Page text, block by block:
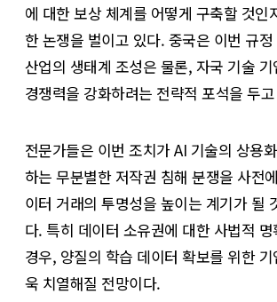
에 대한 보상 체계를 어떻게 구축할 것인
한 논쟁을 벌이고 있다. 중국은 이번 규
산업의 생태계 조성은 물론, 자국 기술
경쟁력을 강화하려는 전략적 포석을 두
전문가들은 이번 조치가 AI 기술의 상용
하는 무분별한 저작권 침해 분쟁을 사전
이터 거래의 투명성을 높이는 계기가 될
다. 특히 데이터 소유권에 대한 사법적
경우, 양질의 학습 데이터 확보를 위한
욱 치열해질 전망이다.